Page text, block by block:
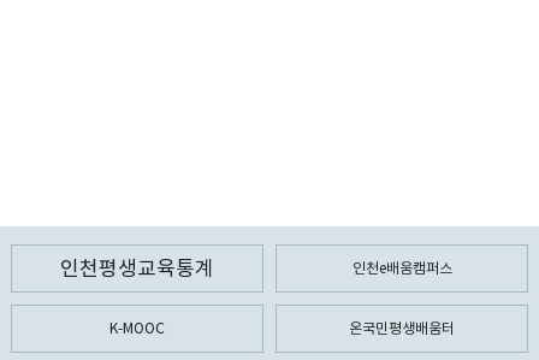
인천평생교육통계 인천e배움캠퍼스
K-MOOC 온국민평생배움터